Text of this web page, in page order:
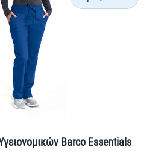
Barco Essentials